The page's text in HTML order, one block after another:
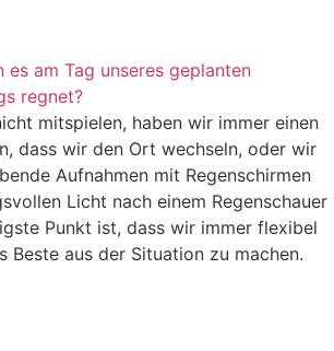
es am Tag unseres geplanten
regnet?
mitspielen, haben wir immer einen
dass wir den Ort wechseln, oder wir
Aufnahmen mit Regenschirmen
Licht nach einem Regenschauer
Punkt ist, dass wir immer flexibel
Beste aus der Situation zu machen.